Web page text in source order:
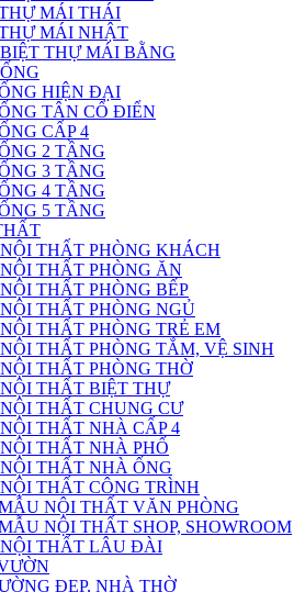
MÁI THÁI
MÁI NHẬT
THỰ MÁI BẰNG
HIỆN ĐẠI
TÂN CỔ ĐIỂN
CẤP 4
2 TẦNG
3 TẦNG
4 TẦNG
5 TẦNG
THẤT PHÒNG KHÁCH
THẤT PHÒNG ĂN
THẤT PHÒNG BẾP
THẤT PHÒNG NGỦ
THẤT PHÒNG TRẺ EM
THẤT PHÒNG TẮM, VỆ SINH
THẤT PHÒNG THỜ
THẤT BIỆT THỰ
THẤT CHUNG CƯ
THẤT NHÀ CẤP 4
THẤT NHÀ PHỐ
THẤT NHÀ ỐNG
THẤT CÔNG TRÌNH
NỘI THẤT VĂN PHÒNG
NỘI THẤT SHOP, SHOWROOM
THẤT LÂU ĐÀI
ĐẸP, NHÀ THỜ